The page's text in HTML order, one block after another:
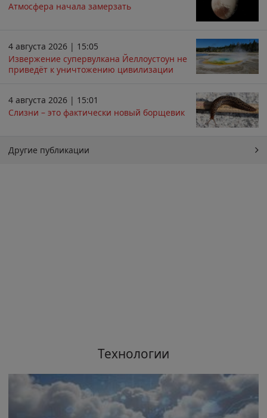
Атмосфера начала замерзать
4 августа 2026 | 15:05
Извержение супервулкана Йеллоустоун не
приведёт к уничтожению цивилизации
4 августа 2026 | 15:01
Слизни – это фактически новый борщевик
Другие публикации
Технологии